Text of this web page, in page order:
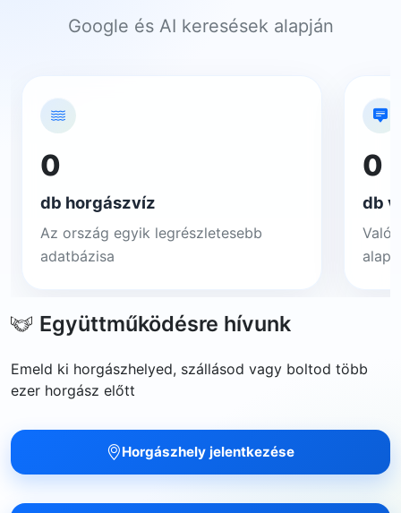
Google és AI keresések alapján
0
db horgászvíz
Az ország egyik legrészletesebb
adatbázisa
0
db
Együttműködésre hívunk
Emeld ki horgászhelyed, szállásod vagy boltod több
ezer horgász előtt
Horgászhely jelentkezése